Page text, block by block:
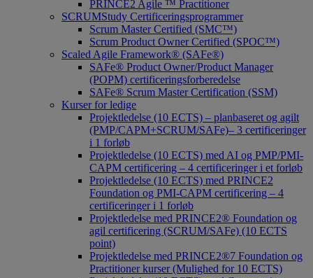
PRINCE2 Agile ™ Practitioner
SCRUMStudy Certificeringsprogrammer
Scrum Master Certified (SMC™)
Scrum Product Owner Certified (SPOC™)
Scaled Agile Framework® (SAFe®)
SAFe® Product Owner/Product Manager
(POPM) certificeringsforberedelse
SAFe® Scrum Master Certification (SSM)
Kurser for ledige
Projektledelse (10 ECTS) – planbaseret og agilt
(PMP/CAPM+SCRUM/SAFe)– 3 certificeringer
i 1 forløb
Projektledelse (10 ECTS) med AI og PMP/PMI-
CAPM certificering – 4 certificeringer i et forløb
Projektledelse (10 ECTS) med PRINCE2
Foundation og PMI-CAPM certificering – 4
certificeringer i 1 forløb
Projektledelse med PRINCE2® Foundation og
agil certificering (SCRUM/SAFe) (10 ECTS
point)
Projektledelse med PRINCE2®7 Foundation og
Practitioner kurser (Mulighed for 10 ECTS)